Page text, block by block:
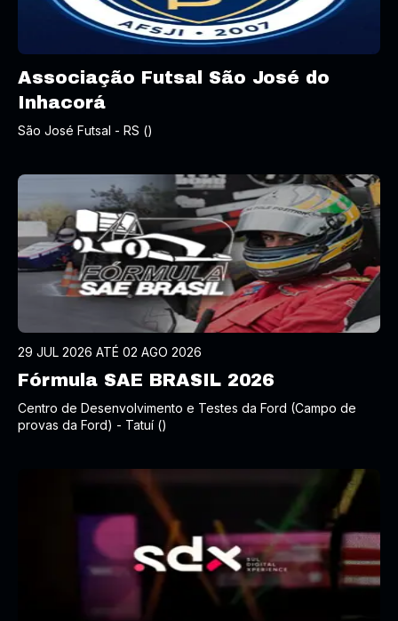
Associação Futsal São José do
Inhacorá
São José Futsal - RS ()
29 JUL 2026 ATÉ 02 AGO 2026
Fórmula SAE BRASIL 2026
Centro de Desenvolvimento e Testes da Ford (Campo de
provas da Ford) - Tatuí ()